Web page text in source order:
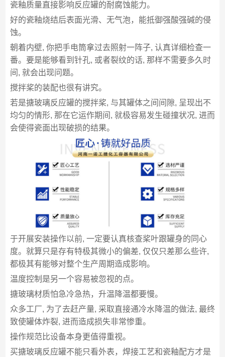
瓷釉质量直接影响反应罐的耐腐蚀能力。
好的瓷釉烧结后表面光滑、无气泡，能抵御强酸强碱的侵
蚀。
朝着内壁, 你把手电筒拿过去照射一阵子, 认真详细检查一
番。要是能够看到针孔, 或者裂纹的话, 那样不需要多久时
间, 就会出现问题。
搅拌桨的装配也很有讲究。
若是搪玻璃反应罐的搅拌桨, 与其罐体之间间隙, 呈现出不
均匀的情形, 那在它运作期间, 就极容易发生碰撞状况, 进而
会使得瓷面出现破损的结果。
于开展安装操作以前, 一定要认真核查桨叶跟罐身的同心
度。就算只是存有特极其微小的偏差, 仅仅只差那么些许,
都极其有能够对整个生产周期造成影响。
温度控制是另一个容易被忽视的点。
搪玻璃材质怕急冷急热，升温降温都要慢。
众多工厂, 为了去赶产量, 采取直接通冷水降温的做法, 最终
致使罐体炸裂, 进而造成损失非常惨重。
操作规范比设备本身更值得重视。
买搪玻璃反应罐不能只看外表，焊接工艺和瓷釉配方才是